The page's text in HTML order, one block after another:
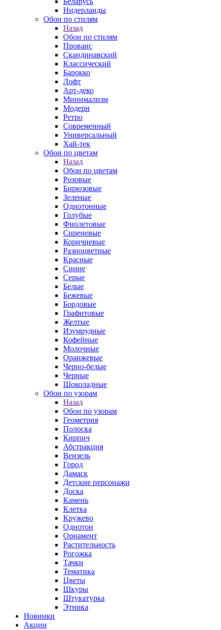
Нидерланды
Обои по стилям
Назад
Обои по стилям
Прованс
Скандинавский
Классический
Барокко
Лофт
Арт-деко
Минимализм
Модерн
Ретро
Современный
Универсальный
Хай-тек
Обои по цветам
Назад
Обои по цветам
Розовые
Бирюзовые
Зеленые
Однотонные
Голубые
Фиолетовые
Сиреневые
Коричневые
Разноцветные
Красные
Синие
Серые
Белые
Бежевые
Бордовые
Графитовые
Желтые
Изумрудные
Кофейные
Молочные
Оранжевые
Черно-белые
Черные
Шоколадные
Обои по узорам
Назад
Обои по узорам
Геометрия
Полоска
Кирпич
Абстракция
Вензель
Город
Дамаск
Детские персонажи
Доска
Камень
Клетка
Кружево
Однотон
Орнамент
Растительность
Рогожка
Тачки
Тематика
Цветы
Шкуры
Штукатурка
Этника
Новинки
Акции